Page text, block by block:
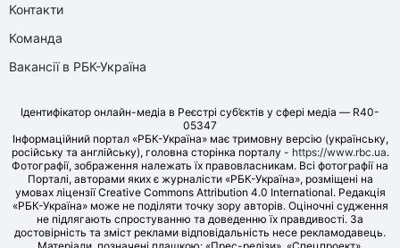
Контакти
Команда
Вакансії в РБК-Україна
Ідентифікатор онлайн-медіа в Реєстрі суб’єктів у сфері медіа — R40-
05347
Інформаційний портал «РБК-Україна» має тримовну версію (українську,
російську та англійську), головна сторінка порталу - https://www.rbc.ua.
Фотографії, зображення належать їх правовласникам. Всі фотографії на
Порталі, авторами яких є журналісти «РБК-Україна», розміщені на
умовах ліцензії Creative Commons Attribution 4.0 International. Редакція
«РБК-Україна» може не поділяти точку зору авторів. Оціночні судження
не підлягають спростуванню та доведенню їх правдивості. За
достовірність та зміст реклами відповідальність несе рекламодавець.